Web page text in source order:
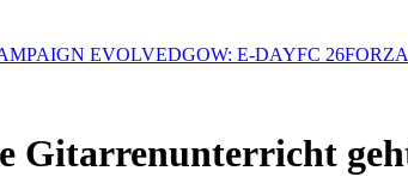
EVOLVEDGOW: E-DAYFC 26